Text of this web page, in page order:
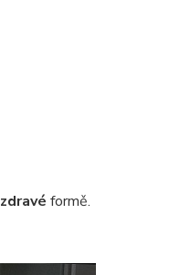
zdravé formě.